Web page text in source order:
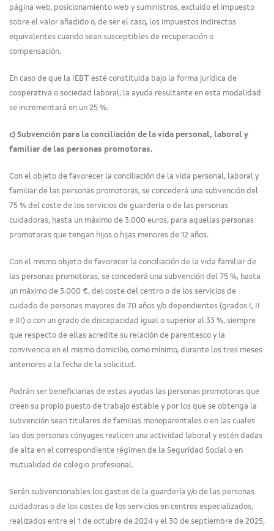
página web, posicionamiento web y suministros, excluido el impuesto
sobre el valor añadido o, de ser el caso, los impuestos indirectos
equivalentes cuando sean susceptibles de recuperación o
compensación.
En caso de que la IEBT esté constituida bajo la forma jurídica de
cooperativa o sociedad laboral, la ayuda resultante en esta modalidad
se incrementará en un 25 %.
c) Subvención para la conciliación de la vida personal, laboral y
familiar de las personas promotoras.
Con el objeto de favorecer la conciliación de la vida personal, laboral y
familiar de las personas promotoras, se concederá una subvención del
75 % del coste de los servicios de guardería o de las personas
cuidadoras, hasta un máximo de 3.000 euros, para aquellas personas
promotoras que tengan hijos o hijas menores de 12 años.
Con el mismo objeto de favorecer la conciliación de la vida familiar de
las personas promotoras, se concederá una subvención del 75 %, hasta
un máximo de 3.000 €, del coste del centro o de los servicios de
cuidado de personas mayores de 70 años y/o dependientes (grados I, II
e III) o con un grado de discapacidad igual o superior al 33 %, siempre
que respecto de ellas acredite su relación de parentesco y la
convivencia en el mismo domicilio, como mínimo, durante los tres meses
anteriores a la fecha de la solicitud.
Podrán ser beneficiarias de estas ayudas las personas promotoras que
creen su propio puesto de trabajo estable y por los que se obtenga la
subvención sean titulares de familias monoparentales o en las cuales
las dos personas cónyuges realicen una actividad laboral y estén dadas
de alta en el correspondiente régimen de la Seguridad Social o en
mutualidad de colegio profesional.
Serán subvencionables los gastos de la guardería y/o de las personas
cuidadoras o de los costes de los servicios en centros especializados,
realizados entre el 1 de octubre de 2024 y el 30 de septiembre de 2025,